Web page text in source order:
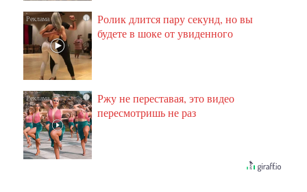
i
Ролик длится пару секунд, но вы
будете в шоке от увиденного
i
Ржу не переставая, это видео
пересмотришь не раз